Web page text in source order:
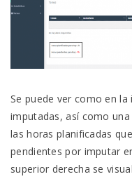
Se puede ver como en
imputadas, así como
las horas planificadas
pendientes por imputar
superior derecha se